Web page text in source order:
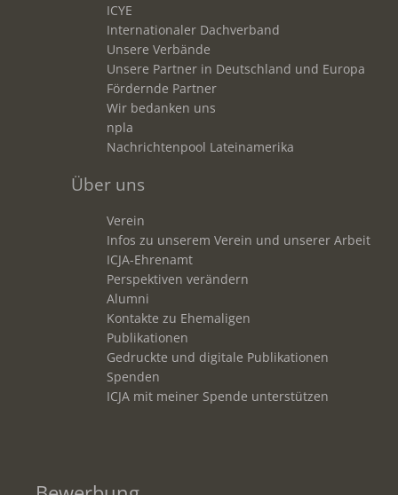
ICYE
Internationaler Dachverband
Unsere Verbände
Unsere Partner in Deutschland und Europa
Fördernde Partner
Wir bedanken uns
npla
Nachrichtenpool Lateinamerika
Über uns
Verein
Infos zu unserem Verein und unserer Arbeit
ICJA-Ehrenamt
Perspektiven verändern
Alumni
Kontakte zu Ehemaligen
Publikationen
Gedruckte und digitale Publikationen
Spenden
ICJA mit meiner Spende unterstützen